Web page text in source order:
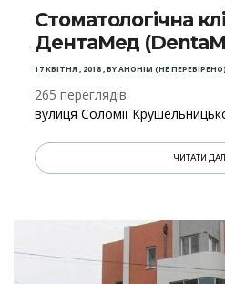
Стоматологічна
ДентаМед
17 КВІТНЯ , 2018,BYАНОНІМ (НЕ ПЕРЕВІРЕНО)
265 переглядів
вулиця Соломії
ЧИТАТИ